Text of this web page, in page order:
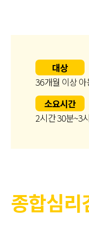
대상
36개월 이상
소요시간
2시간 30분~3
종합심리